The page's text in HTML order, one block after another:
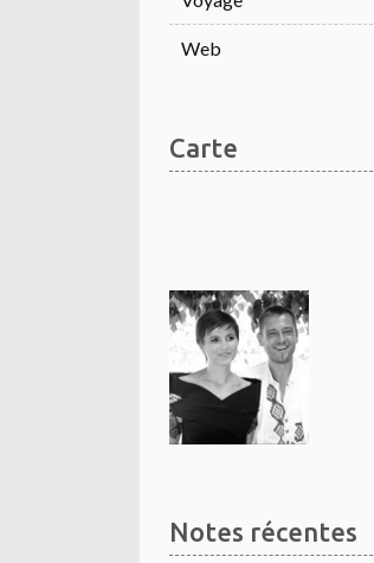
Web
Carte
Notes récentes